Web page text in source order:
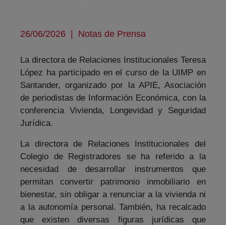
26/06/2026 | Notas de Prensa
La directora de Relaciones Institucionales Teresa
López ha participado en el curso de la UIMP en
Santander, organizado por la APIE, Asociación
de periodistas de Información Económica, con la
conferencia Vivienda, Longevidad y Seguridad
Jurídica.
La directora de Relaciones Institucionales del
Colegio de Registradores se ha referido a la
necesidad de desarrollar instrumentos que
permitan convertir patrimonio inmobiliario en
bienestar, sin obligar a renunciar a la vivienda ni
a la autonomía personal. También, ha recalcado
que existen diversas figuras jurídicas que